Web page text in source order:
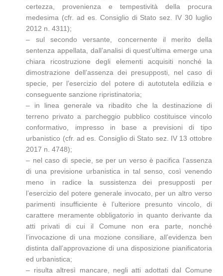
certezza, provenienza e tempestività della procura
medesima (cfr. ad es. Consiglio di Stato sez. IV 30 luglio
2012 n. 4311);
– sul secondo versante, concernente il merito della
sentenza appellata, dall’analisi di quest’ultima emerge una
chiara ricostruzione degli elementi acquisiti nonché la
dimostrazione dell’assenza dei presupposti, nel caso di
specie, per l’esercizio del potere di autotutela edilizia e
conseguente sanzione ripristinatoria;
– in linea generale va ribadito che la destinazione di
terreno privato a parcheggio pubblico costituisce vincolo
conformativo, impresso in base a previsioni di tipo
urbanistico (cfr. ad es. Consiglio di Stato sez. IV 13 ottobre
2017 n. 4748);
– nel caso di specie, se per un verso è pacifica l’assenza
di una previsione urbanistica in tal senso, così venendo
meno in radice la sussistenza dei presupposti per
l’esercizio del potere generale invocato, per un altro verso
parimenti insufficiente è l’ulteriore presunto vincolo, di
carattere meramente obbligatorio in quanto derivante da
atti privati di cui il Comune non era parte, nonché
l’invocazione di una mozione consiliare, all’evidenza ben
distinta dall’approvazione di una disposizione pianificatoria
ed urbanistica;
– risulta altresì mancare, negli atti adottati dal Comune